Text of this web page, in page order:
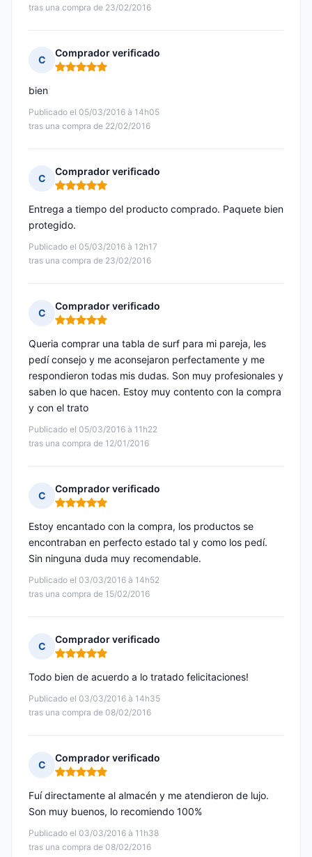
tras una compra de 23/02/2016
C
Comprador verificado
Nota: 5 de 5
Publicado el 05/03/2016 à 14h05
tras una compra de 22/02/2016
bien
C
Comprador verificado
Nota: 5 de 5
Publicado el 05/03/2016 à 12h17
tras una compra de 23/02/2016
Entrega a tiempo del producto comprado. Paquete bien
protegido.
C
Comprador verificado
Nota: 5 de 5
Publicado el 05/03/2016 à 11h22
tras una compra de 12/01/2016
Queria comprar una tabla de surf para mi pareja, les
pedí consejo y me aconsejaron perfectamente y me
respondieron todas mis dudas. Son muy profesionales y
saben lo que hacen. Estoy muy contento con la compra
y con el trato
C
Comprador verificado
Nota: 5 de 5
Publicado el 03/03/2016 à 14h52
tras una compra de 15/02/2016
Estoy encantado con la compra, los productos se
encontraban en perfecto estado tal y como los pedí.
Sin ninguna duda muy recomendable.
C
Comprador verificado
Nota: 5 de 5
Publicado el 03/03/2016 à 14h35
tras una compra de 08/02/2016
Todo bien de acuerdo a lo tratado felicitaciones!
C
Comprador verificado
Nota: 5 de 5
Publicado el 03/03/2016 à 11h38
tras una compra de 08/02/2016
Fuí directamente al almacén y me atendieron de lujo.
Son muy buenos, lo recomiendo 100%